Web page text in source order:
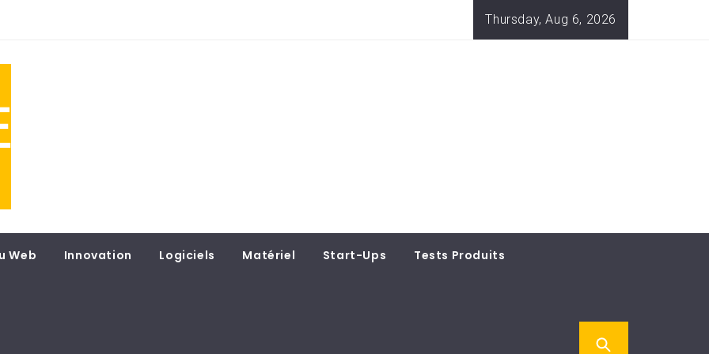
Thursday, Aug 6, 2026
Web Innovation Logiciels Matériel Start-Ups Tests Produits